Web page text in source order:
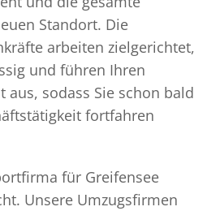
Standort. Die
arbeiten zielgerichtet,
und führen Ihren
aus, sodass Sie schon bald
fortfahren
für Greifensee
Unsere Umzugsfirmen